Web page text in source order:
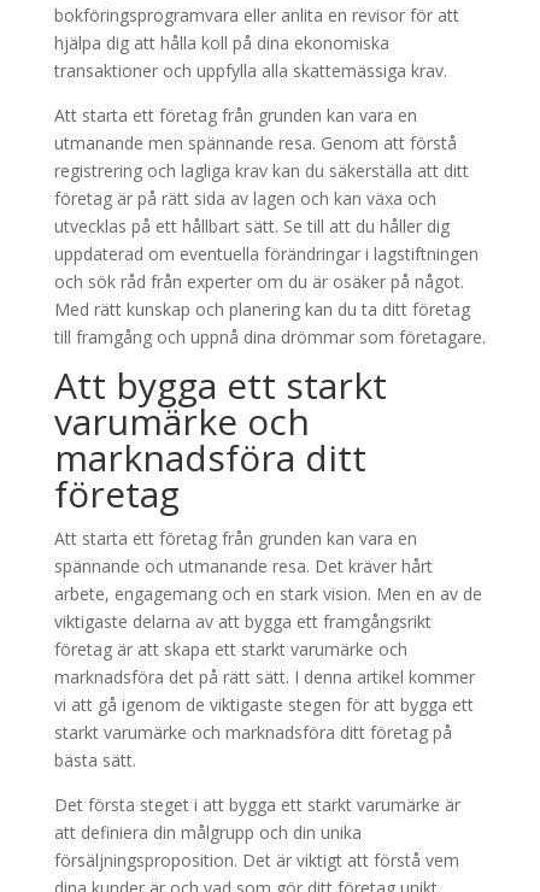
bokföringsprogramvara eller anlita en revisor för att
hjälpa dig att hålla koll på dina ekonomiska
transaktioner och uppfylla alla skattemässiga krav.
Att starta ett företag från grunden kan vara en
utmanande men spännande resa. Genom att förstå
registrering och lagliga krav kan du säkerställa att ditt
företag är på rätt sida av lagen och kan växa och
utvecklas på ett hållbart sätt. Se till att du håller dig
uppdaterad om eventuella förändringar i lagstiftningen
och sök råd från experter om du är osäker på något.
Med rätt kunskap och planering kan du ta ditt företag
till framgång och uppnå dina drömmar som företagare.
Att bygga ett starkt
varumärke och
marknadsföra ditt
företag
Att starta ett företag från grunden kan vara en
spännande och utmanande resa. Det kräver hårt
arbete, engagemang och en stark vision. Men en av de
viktigaste delarna av att bygga ett framgångsrikt
företag är att skapa ett starkt varumärke och
marknadsföra det på rätt sätt. I denna artikel kommer
vi att gå igenom de viktigaste stegen för att bygga ett
starkt varumärke och marknadsföra ditt företag på
bästa sätt.
Det första steget i att bygga ett starkt varumärke är
att definiera din målgrupp och din unika
försäljningsproposition. Det är viktigt att förstå vem